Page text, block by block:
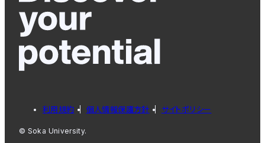
利用規約 個人情報保護方針 サイトポリシー
© Soka University.